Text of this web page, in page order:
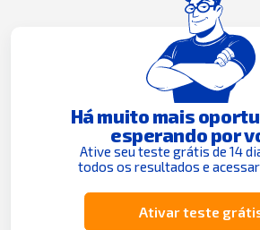
Há muito mais
esperando por
Ative seu teste grátis de 14
todos os resultados e
Ativar teste